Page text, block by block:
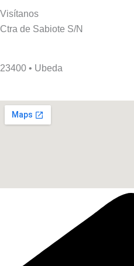
Visítanos
Ctra de Sabiote S/N
23400 • Ubeda